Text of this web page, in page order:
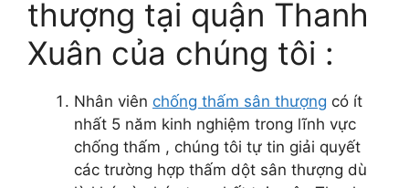
thượng tại quận Thanh
Xuân của chúng tôi :
Nhân viên chống thấm sân thượng có ít
nhất 5 năm kinh nghiệm trong lĩnh vực
chống thấm , chúng tôi tự tin giải quyết
các trường hợp thấm dột sân thượng dù